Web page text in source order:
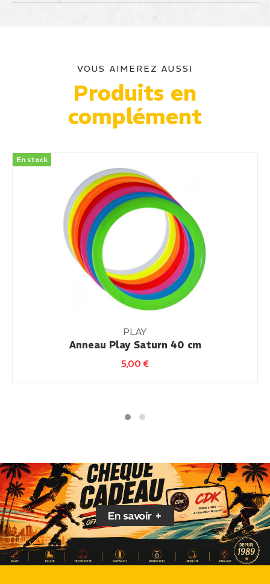
VOUS AIMEREZ AUSSI
Produits en
complément
En stock
PLAY
Anneau Play Saturn 40 cm
5,00€
En savoir +